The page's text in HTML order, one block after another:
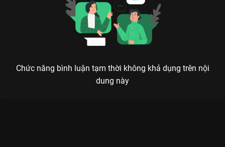
Chức năng bình luận tạm thời không khả dụng trên nội
dung này